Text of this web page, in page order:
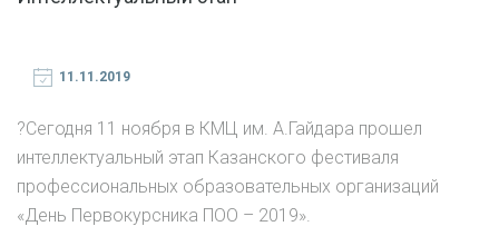
11.11.2019
?Сегодня 11 ноября в КМЦ им. А.Гайдара прошел
интеллектуальный этап Казанского фестиваля
профессиональных образовательных организаций
«День Первокурсника ПОО – 2019».